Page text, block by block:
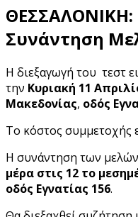
ΘΕΣΣΑΛΟΝΙΚΗ:
Συνάντηση
Η διεξαγωγή του τεστ
την Κυριακή 11 Απριλί
Μακεδονίας, οδός
Το κόστος συμμετοχής
Η συνάντηση των
μέρα στις 12 το
οδός Εγνατίας 156.